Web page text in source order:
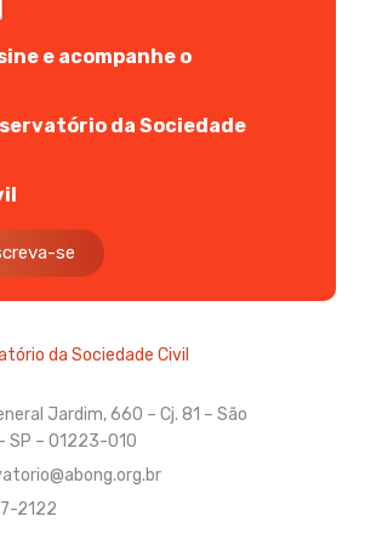
e acompanhe o
da Sociedade
se
Jardim, 660 – Cj. 81 – São
SP – 01223-010
2122